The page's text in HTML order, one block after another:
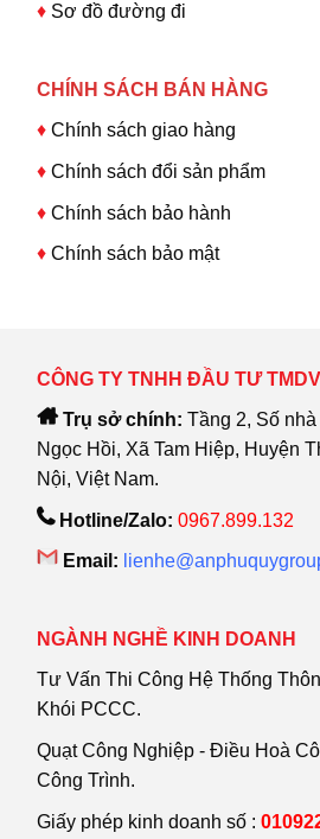
♦ Sơ đồ đường đi
CHÍNH SÁCH BÁN HÀNG
♦ Chính sách giao hàng
♦ Chính sách đổi sản phẩm
♦ Chính sách bảo hành
♦ Chính sách bảo mật
CÔNG TY TNHH ĐẦU TƯ
Trụ sở chính: Tầng 2, Số
Ngọc Hồi, Xã Tam Hiệp, Huyện
Nội, Việt Nam.
Hotline/Zalo: 0967.899.132
Email:
NGÀNH NGHỀ KINH DOANH
Tư Vấn Thi Công Hệ Thống
Khói PCCC.
Quạt Công Nghiệp - Điều Hoà
Công Trình.
Giấy phép kinh doanh số :